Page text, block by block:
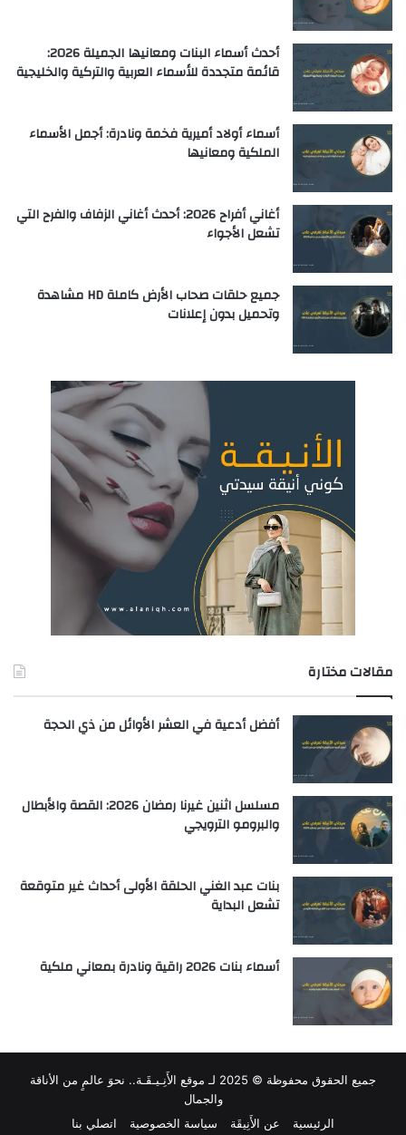
أحدث أسماء البنات ومعانيها الجميلة 2026:
قائمة متجددة للأسماء العربية والتركية والخليجية
أسماء أولاد أميرية فخمة ونادرة: أجمل الأسماء
الملكية ومعانيها
أغاني أفراح 2026: أحدث أغاني الزفاف والفرح التي
تشعل الأجواء
جميع حلقات صحاب الأرض كاملة HD مشاهدة
وتحميل بدون إعلانات
مقالات مختارة
أفضل أدعية في العشر الأوائل من ذي الحجة
مسلسل اثنين غيرنا رمضان 2026: القصة والأبطال
والبرومو الترويجي
بنات عبد الغني الحلقة الأولى أحداث غير متوقعة
تشعل البداية
أسماء بنات 2026 راقية ونادرة بمعاني ملكية
جميع الحقوق محفوظة © 2025 لـ
موقع الأَنِـيـقَـة.. نحوَ عالمٍ من الأناقة
والجمال
الرئيسية
عن الأَنِيقَة سياسة الخصوصية اتصلي بنا